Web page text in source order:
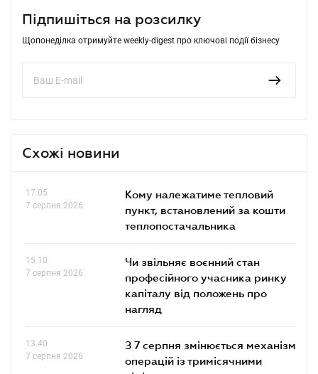
Підпишіться на розсилку
Щопонеділка отримуйте weekly-digest про ключові події бізнесу
Схожі новини
17.05
7 серпня 2026
Кому належатиме тепловий
пункт, встановлений за кошти
теплопостачальника
15.10
7 серпня 2026
Чи звільняє воєнний стан
професійного учасника ринку
капіталу від положень про
нагляд
13.40
7 серпня 2026
З 7 серпня змінюється механізм
операцій із тримісячними